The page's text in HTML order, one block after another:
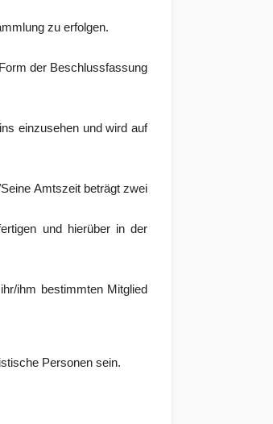
zu erfolgen.
der Beschlussfassung
einzusehen und wird auf
Amtszeit beträgt zwei
und hierüber in der
ihm bestimmten Mitglied
Personen sein.